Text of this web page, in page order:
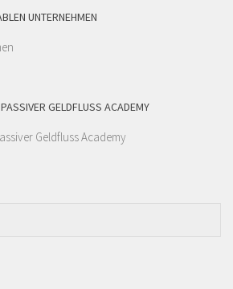
UNTERNEHMEN
GELDFLUSS ACADEMY